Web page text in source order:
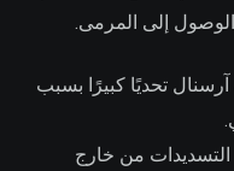
إلى المرمى.
تحديًا كبيرًا بسبب
التسديدات من خارج